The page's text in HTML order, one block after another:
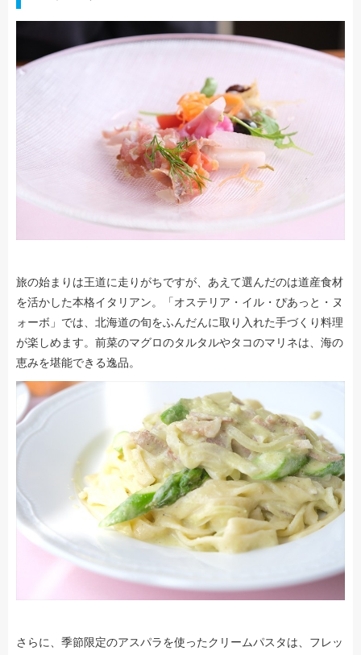
旅の始まりは王道に走りがちですが、あえて選んだのは道産食材
を活かした本格イタリアン。「オステリア・イル・ぴあっと・ヌ
ォーボ」では、北海道の旬をふんだんに取り入れた手づくり料理
が楽しめます。前菜のマグロのタルタルやタコのマリネは、海の
恵みを堪能できる逸品。
さらに、季節限定のアスパラを使ったクリームパスタは、フレッ